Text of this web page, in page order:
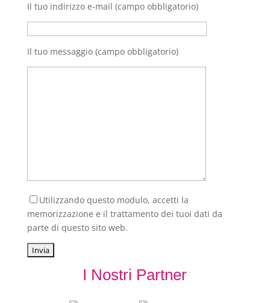
Il tuo indirizzo e-mail (campo obbligatorio)
Il tuo messaggio (campo obbligatorio)
Utilizzando questo modulo, accetti la
memorizzazione e il trattamento dei tuoi dati da
parte di questo sito web.
I Nostri Partner